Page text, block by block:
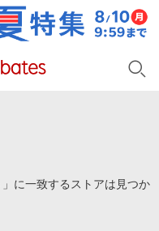
に一致するストアは見つか